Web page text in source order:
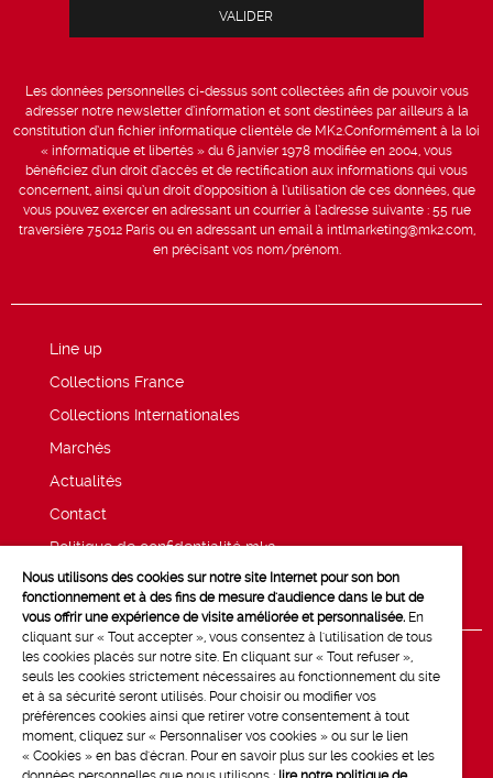
Les données personnelles ci-dessus sont collectées afin de pouvoir vous
adresser notre newsletter d’information et sont destinées par ailleurs à la
constitution d’un fichier informatique clientèle de MK2.Conformément à la loi
« informatique et libertés » du 6 janvier 1978 modifiée en 2004, vous
bénéficiez d’un droit d’accès et de rectification aux informations qui vous
concernent, ainsi qu’un droit d’opposition à l’utilisation de ces données, que
vous pouvez exercer en adressant un courrier à l’adresse suivante : 55 rue
traversière 75012 Paris ou en adressant un email à intlmarketing@mk2.com,
en précisant vos nom/prénom.
Line up
Collections France
Collections Internationales
Marchés
Actualités
Contact
Politique de confidentialité mk2
Mentions légales
Nous utilisons des cookies sur notre site Internet pour son bon
fonctionnement et à des fins de mesure d'audience dans le but de
vous offrir une expérience de visite améliorée et personnalisée. En
cliquant sur « Tout accepter », vous consentez à l'utilisation de tous
les cookies placés sur notre site. En cliquant sur « Tout refuser »,
seuls les cookies strictement nécessaires au fonctionnement du site
et à sa sécurité seront utilisés. Pour choisir ou modifier vos
préférences cookies ainsi que retirer votre consentement à tout
moment, cliquez sur « Personnaliser vos cookies » ou sur le lien
« Cookies » en bas d'écran. Pour en savoir plus sur les cookies et les